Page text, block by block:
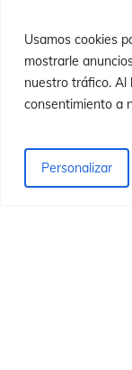
Usamos cookies
mostrarle
nuestro tráfico. Al
consentimiento a
Personalizar